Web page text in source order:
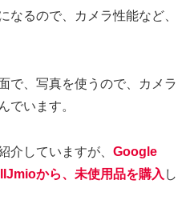
なるので、カメラ性能など、
で、写真を使うので、カメラ
でいます。
介していますが、 Google
から、未使用品を購入 し